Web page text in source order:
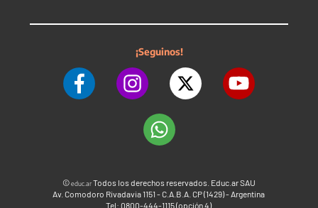
¡Seguinos!
©educ.arTodos los derechos reservados. Educ.ar SAU
Av. Comodoro Rivadavia 1151 - C.A.B.A. CP (1429) - Argentina
Tel: 0800-444-1115 (opción 4)